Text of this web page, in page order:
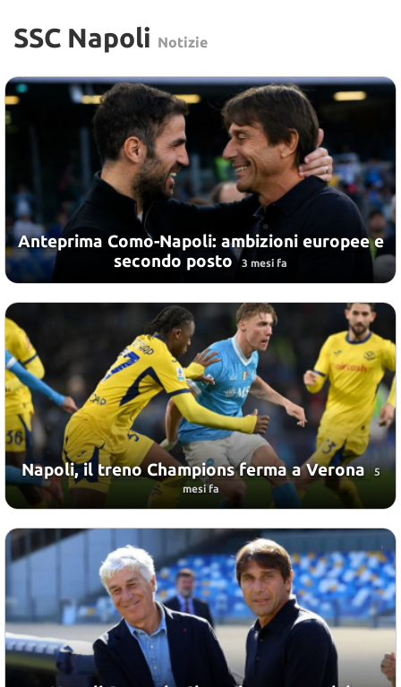
SSC Napoli Notizie
Anteprima Como-Napoli: ambizioni europee e
secondo posto 3 mesi fa
Napoli, il treno Champions ferma a Verona 5
mesi fa